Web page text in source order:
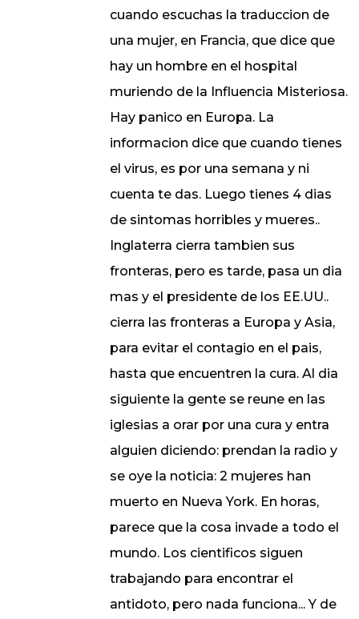
cuando escuchas la traduccion de
una mujer, en Francia, que dice que
hay un hombre en el hospital
muriendo de la Influencia Misteriosa.
Hay panico en Europa. La
informacion dice que cuando tienes
el virus, es por una semana y ni
cuenta te das. Luego tienes 4 dias
de sintomas horribles y mueres..
Inglaterra cierra tambien sus
fronteras, pero es tarde, pasa un dia
mas y el presidente de los EE.UU..
cierra las fronteras a Europa y Asia,
para evitar el contagio en el pais,
hasta que encuentren la cura. Al dia
siguiente la gente se reune en las
iglesias a orar por una cura y entra
alguien diciendo: prendan la radio y
se oye la noticia: 2 mujeres han
muerto en Nueva York. En horas,
parece que la cosa invade a todo el
mundo. Los cientificos siguen
trabajando para encontrar el
antidoto, pero nada funciona... Y de